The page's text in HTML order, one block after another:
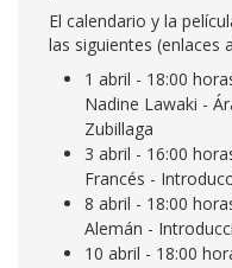
El calendario y la
las siguientes (enlaces
1 abril - 18:00
Nadine Lawaki -
Zubillaga
3 abril - 16:00
Francés -
8 abril - 18:00
Alemán -
10 abril - 18:00